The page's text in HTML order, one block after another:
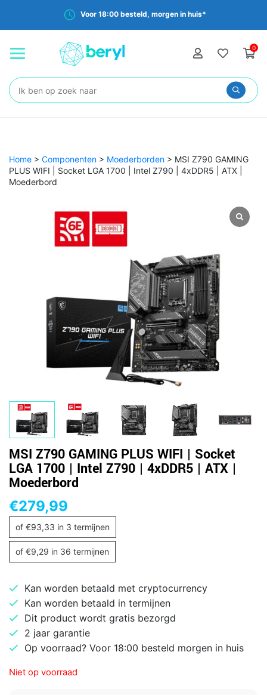
Voor 18:00 besteld, morgen in huis*
0
Zoeken:
Home > Componenten > Moederborden > MSI Z790 GAMING
PLUS WIFI | Socket LGA 1700 | Intel Z790 | 4xDDR5 | ATX |
Moederbord
MSI Z790 GAMING PLUS WIFI | Socket
LGA 1700 | Intel Z790 | 4xDDR5 | ATX |
Moederbord
€279,99
of €93,33 in 3 termijnen
of €9,29 in 36 termijnen
Kan worden betaald met cryptocurrency
Kan worden betaald in termijnen
Dit product wordt gratis bezorgd
2 jaar garantie
Op voorraad? Voor 18:00 besteld morgen in huis
Niet op voorraad